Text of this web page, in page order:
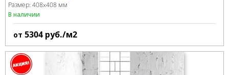
Размер: 408x408 мм
В наличии
от 5304 руб./м2